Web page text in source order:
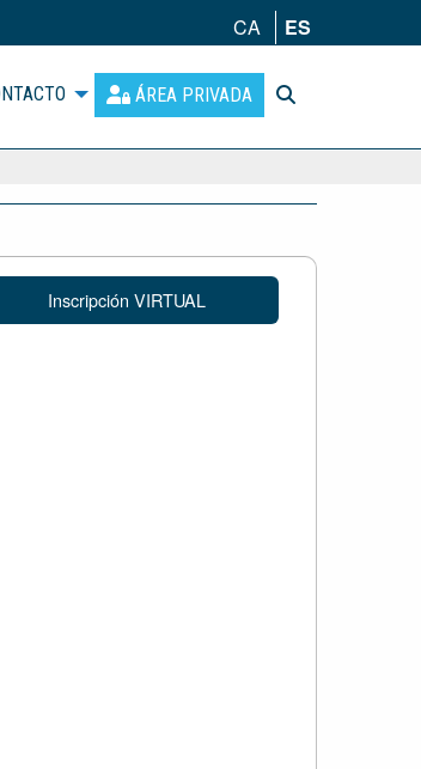
CA ES
ÁREA PRIVADA
Inscripción VIRTUAL